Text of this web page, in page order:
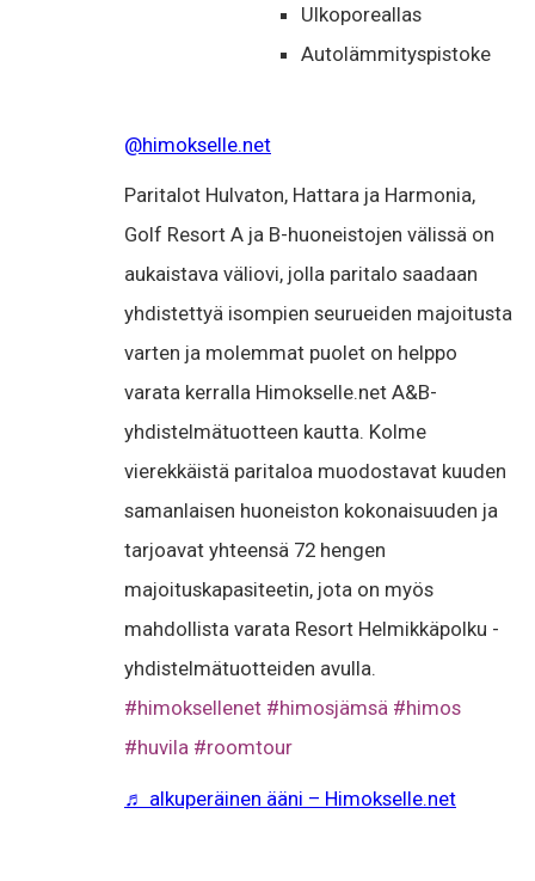
Ulkoporeallas
Autolämmityspistoke
@himokselle.net
Paritalot Hulvaton, Hattara ja Harmonia,
Golf Resort A ja B-huoneistojen välissä on
aukaistava väliovi, jolla paritalo saadaan
yhdistettyä isompien seurueiden majoitusta
varten ja molemmat puolet on helppo
varata kerralla Himokselle.net A&B-
yhdistelmätuotteen kautta. Kolme
vierekkäistä paritaloa muodostavat kuuden
samanlaisen huoneiston kokonaisuuden ja
tarjoavat yhteensä 72 hengen
majoituskapasiteetin, jota on myös
mahdollista varata Resort Helmikkäpolku -
yhdistelmätuotteiden avulla.
#himoksellenet #himosjämsä #himos
#huvila #roomtour
♬ alkuperäinen ääni – Himokselle.net